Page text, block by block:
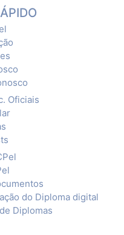
Oficiais
do Diploma digital
Diplomas